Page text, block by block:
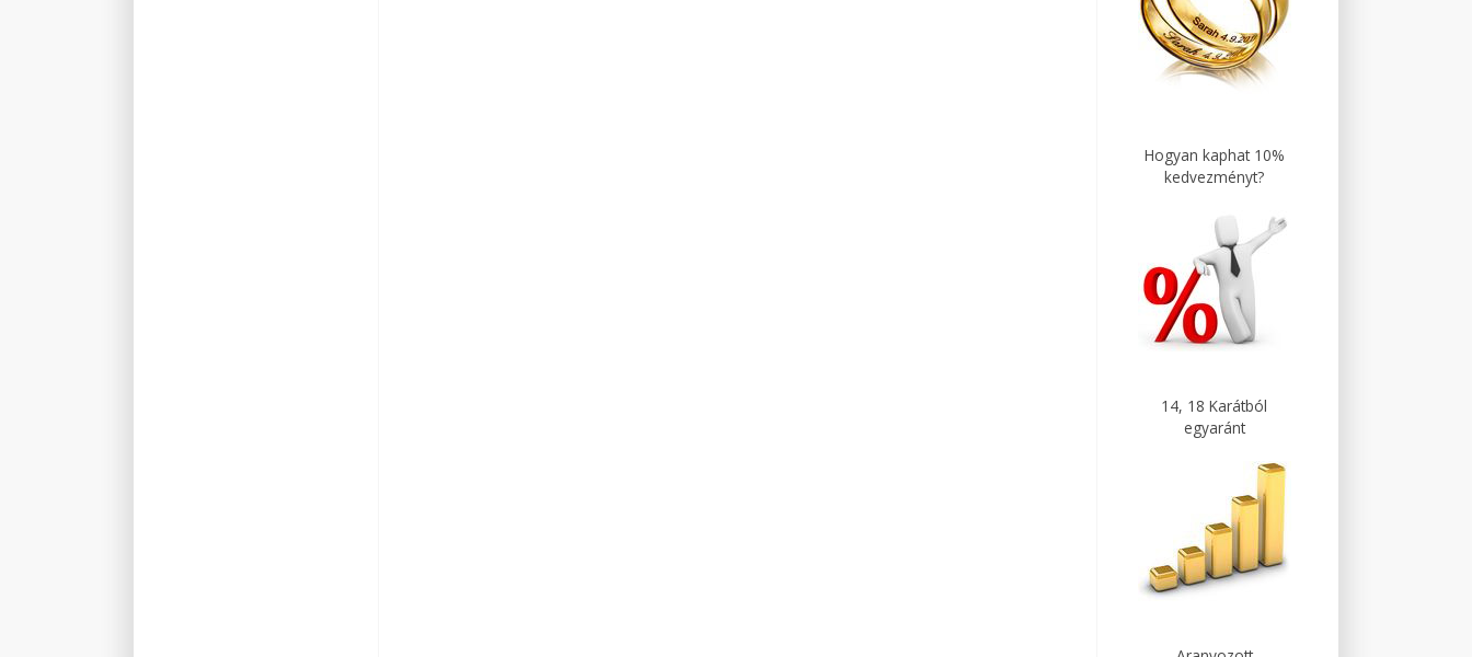
Hogyan kaphat 10%
kedvezményt?
14, 18 Karátból
egyaránt